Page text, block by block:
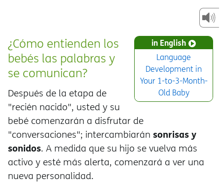
in English
Language
Development in
Your 1-to-3-Month-
Old Baby
¿Cómo entienden los
bebés las palabras y
se comunican?
Después de la etapa de
"recién nacido", usted y su
bebé comenzarán a disfrutar de
"conversaciones"; intercambiarán sonrisas y
sonidos. A medida que su hijo se vuelva más
activo y esté más alerta, comenzará a ver una
nueva personalidad.